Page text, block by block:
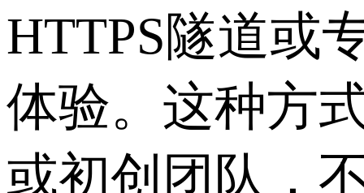
HTTPS隧道或
体验。这种方
或初创团队，